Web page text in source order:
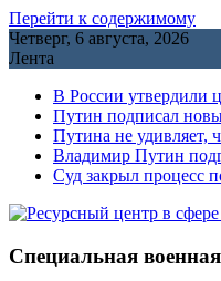
Перейти к содержимому
Четверг, 6 августа, 2026
Лента
В России утвердили
Путин подписал
Путина не удивляет,
Владимир Путин
Cуд закрыл процесс
Специальная